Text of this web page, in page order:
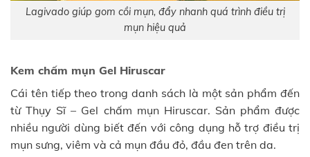
Lagivado giúp gom cồi mụn, đẩy nhanh quá trình điều trị
mụn hiệu quả
Kem chấm mụn Gel Hiruscar
Cái tên tiếp theo trong danh sách là một sản phẩm đến
từ Thụy Sĩ – Gel chấm mụn Hiruscar. Sản phẩm được
nhiều người dùng biết đến với công dụng hỗ trợ điều trị
mụn sưng, viêm và cả mụn đầu đỏ, đầu đen trên da.